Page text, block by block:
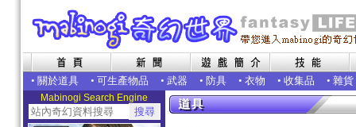
• 關於道具 • 可生產物品 • 武器 • 防具 • 衣物 • 收集品 • 雜貨
Mabinogi Search Engine